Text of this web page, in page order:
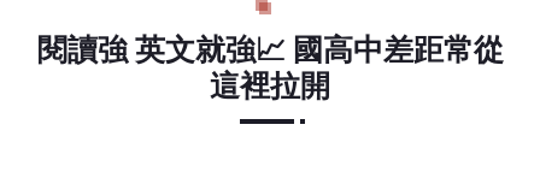
閱讀強 英文就強📈 國高中差距常從
這裡拉開